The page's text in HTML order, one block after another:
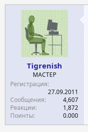
Tigrenish
МАСТЕР
Регистрация
27.09.2011
Сообщения
4,607
Реакции
1,872
Поинты
0.000